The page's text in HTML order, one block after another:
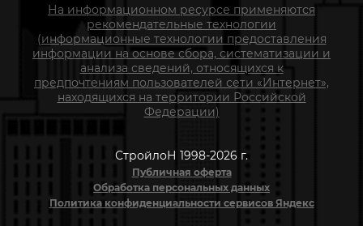
На информационном ресурсе применяются
рекомендательные технологии
(информационные технологии предоставления
информации на основе сбора, систематизации и
анализа сведений, относящихся к
предпочтениям пользователей сети «Интернет»,
находящихся на территории Российской
Федерации)
СтройлоН 1998-2026 г.
Публичная оферта
Обработка персональных данных
Политика конфиденциальности сервисов Яндекс